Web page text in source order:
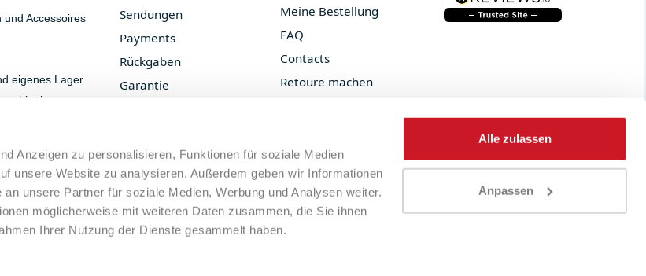
Anzeigen zu personalisieren, Funktionen für soziale Medien
unsere Website zu analysieren. Außerdem geben wir Informationen
unsere Partner für soziale Medien, Werbung und Analysen weiter.
möglicherweise mit weiteren Daten zusammen, die Sie ihnen
Ihrer Nutzung der Dienste gesammelt haben.
Alle zulassen
Anpassen
und Accessoires
eigenes Lager.
Sendungen
Payments
Rückgaben
Garantie
Cookie Policy
Legal Notice
Meine Bestellung
FAQ
Contacts
Retoure machen